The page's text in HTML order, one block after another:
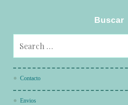
Buscar
Contacto
Envios